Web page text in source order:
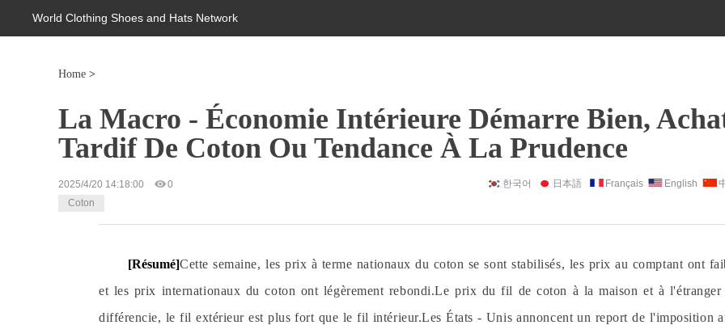
World Clothing Shoes and Hats Network
Home >
La Macro - Économie Intérieure Démarre Bien,
Tardif De Coton Ou Tendance À La Prudence
2025/4/20 14:18:00 0 한국어 日本語 Français English
Coton
[Résumé]Cette semaine, les prix à terme nationaux du coton se sont stabilisés, les prix au comptant ont
et les prix internationaux du coton ont légèrement rebondi.Le prix du fil de coton à la maison et à l'étranger
différencie, le fil extérieur est plus fort que le fil intérieur.Les États - Unis annoncent un report de l'imposition